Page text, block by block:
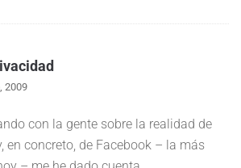
2009
con la gente sobre la realidad de
en concreto, de Facebook – la más